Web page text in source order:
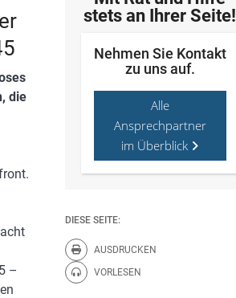
die
–
stets an Ihrer Seite!
Nehmen Sie Kontakt
zu uns auf.
Alle
Ansprechpartner
im Überblick
DIESE SEITE:
AUSDRUCKEN
Diese Seite drucken.
VORLESEN
Diese Seite vorlesen.